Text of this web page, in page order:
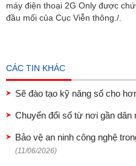
máy điện thoại 2G Only được
đầu mối của Cục Viễn thông./.
CÁC TIN KHÁC
Sẽ đào tạo kỹ năng số cho
Chuyển đổi số từ nơi gần dân
Bảo vệ an ninh công nghệ
(11/06/2026)